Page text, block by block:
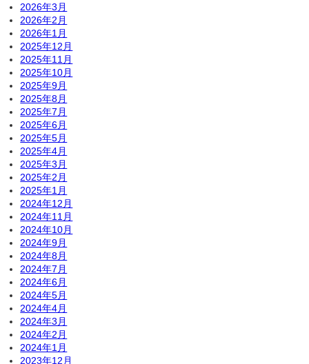
2026年3月
2026年2月
2026年1月
2025年12月
2025年11月
2025年10月
2025年9月
2025年8月
2025年7月
2025年6月
2025年5月
2025年4月
2025年3月
2025年2月
2025年1月
2024年12月
2024年11月
2024年10月
2024年9月
2024年8月
2024年7月
2024年6月
2024年5月
2024年4月
2024年3月
2024年2月
2024年1月
2023年12月